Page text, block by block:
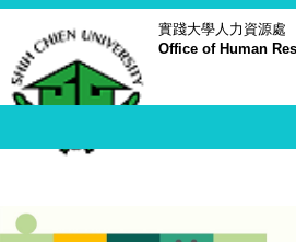
到
主
要
實踐大學人力資源處
Office of Human